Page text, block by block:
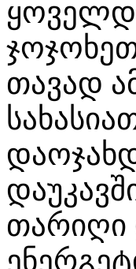
თავად
თარიღი